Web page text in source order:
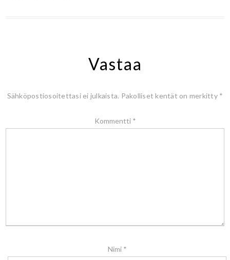
Vastaa
Sähköpostiosoitettasi ei julkaista. Pakolliset kentät on merkitty *
Kommentti *
Nimi *